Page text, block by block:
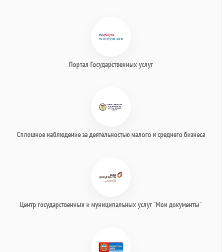
Портал Государственных услуг
Сплошное наблюдение за деятельностью малого и среднего бизнеса
Центр государственных и муниципальных услуг "Мои документы"